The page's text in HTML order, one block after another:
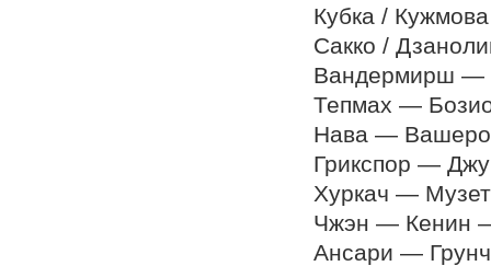
Кубка /
Сакко /
Вандермирш —
Тепмах —
Нава — Вашеро
Грикспор —
Хуркач —
Чжэн — Кенин
Ансари —